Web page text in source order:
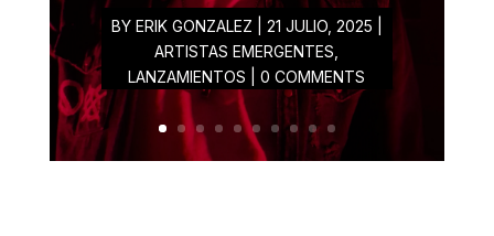
BY ERIK GONZALEZ 21 JULIO, 2025
ARTISTAS EMERGENTES
LANZAMIENTOS | 0 COMMENTS